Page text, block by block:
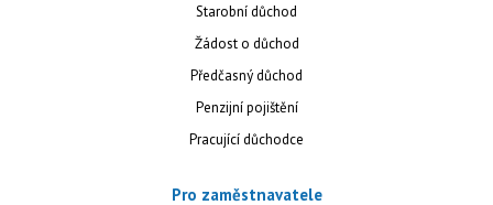
Starobní důchod
Žádost o důchod
Předčasný důchod
Penzijní pojištění
Pracující důchodce
Pro zaměstnavatele